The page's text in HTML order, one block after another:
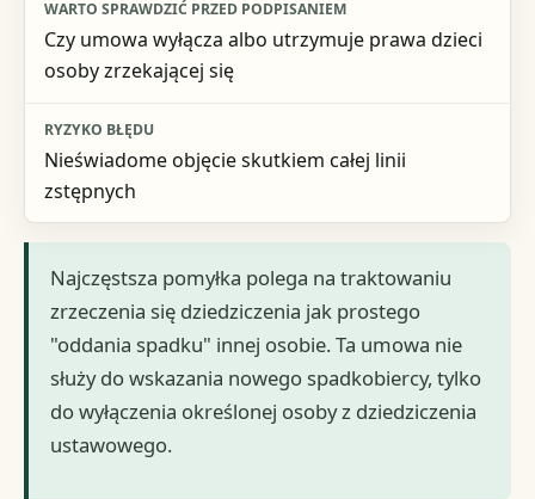
Czy umowa wyłącza albo utrzymuje prawa dzieci
osoby zrzekającej się
Nieświadome objęcie skutkiem całej linii
zstępnych
Najczęstsza pomyłka polega na traktowaniu
zrzeczenia się dziedziczenia jak prostego
"oddania spadku" innej osobie. Ta umowa nie
służy do wskazania nowego spadkobiercy, tylko
do wyłączenia określonej osoby z dziedziczenia
ustawowego.